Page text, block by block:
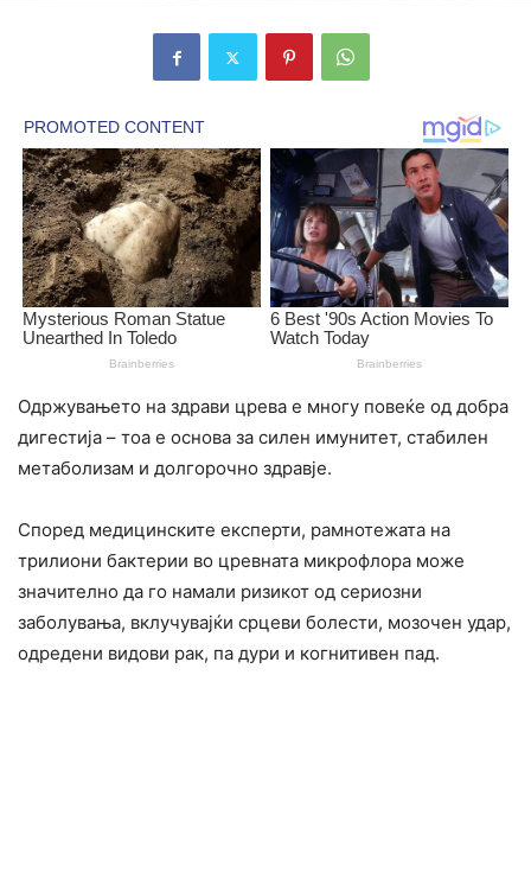
Одржувањето на здрави црева е многу повеќе од добра
дигестија – тоа е основа за силен имунитет, стабилен
метаболизам и долгорочно здравје.
Според медицинските експерти, рамнотежата на
трилиони бактерии во цревната микрофлора може
значително да го намали ризикот од сериозни
заболувања, вклучувајќи срцеви болести, мозочен удар,
одредени видови рак, па дури и когнитивен пад.